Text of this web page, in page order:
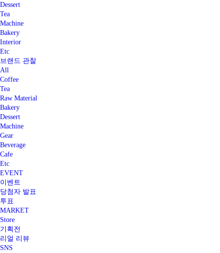
Dessert
Tea
Machine
Bakery
Interior
Etc
브랜드 관찰
All
Coffee
Tea
Raw Material
Bakery
Dessert
Machine
Gear
Beverage
Cafe
Etc
EVENT
이벤트
당첨자 발표
투표
MARKET
Store
기획전
리얼 리뷰
SNS